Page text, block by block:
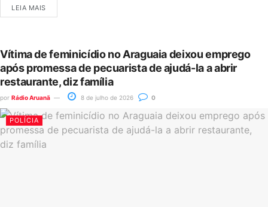
LEIA MAIS
Vítima de feminicídio no Araguaia deixou emprego
após promessa de pecuarista de ajudá-la a abrir
restaurante, diz família
por Rádio Aruanã 8 de julho de 2026 0
POLÍCIA